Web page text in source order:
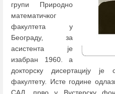
групи Природно
математичког
факултета у
Београду, за
асистента је
изабран 1960. а
докторску дисертацију
факултету. Исте године